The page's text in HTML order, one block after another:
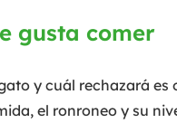
gusta comer
y cuál rechazará es
el ronroneo y su